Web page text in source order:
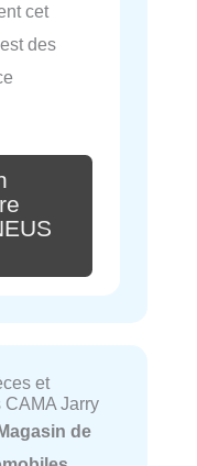
cet
des
et
Jarry
de